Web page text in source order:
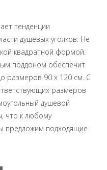
тенденции
душевых уголков. Не
квадратной формой.
поддоном обеспечит
размеров 90 x 120 см. С
размеров
душевой
что к любому
подходящие